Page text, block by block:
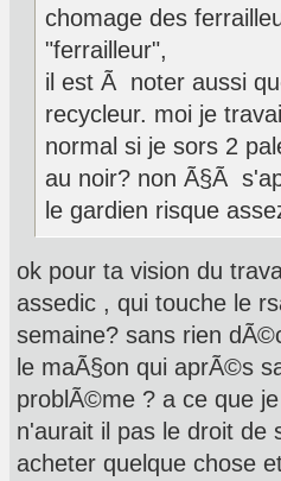
chomage des
"ferrailleur",
il est Ã noter aussi
recycleur. moi je
normal si je sors 2
au noir? non Ã§Ã
le gardien risque
ok pour ta vision du
assedic , qui touche le
semaine? sans rien
le maÃ§on qui aprÃ©s
problÃ©me ? a ce que
n'aurait il pas le droit de
acheter quelque chose